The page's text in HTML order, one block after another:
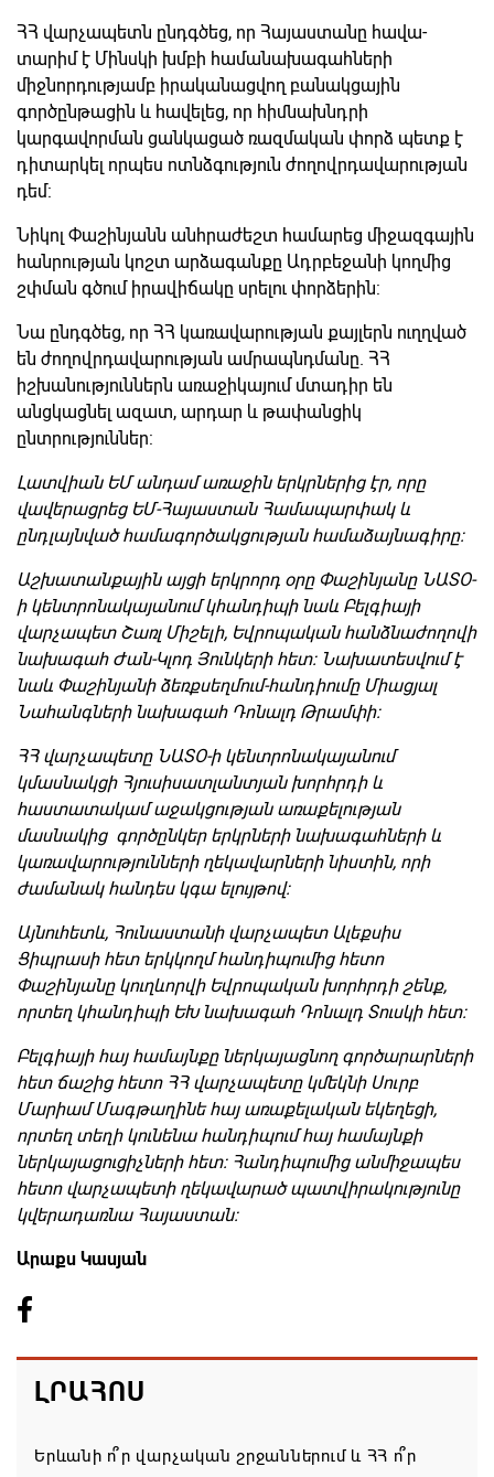
ՀՀ վարչապետն ընդգծեց, որ Հայաստանը հավա­
տարիմ է Մինսկի խմբի համանախագահների
միջնորդությամբ իրականացվող բանակ­ցային
գործընթացին և հավելեց, որ հիմնախնդրի
կարգավորման ցանկացած ռազմական փորձ պետք է
դիտարկել որպես ոտնձգություն ժողովրդավարության
դեմ:
Նիկոլ Փաշինյանն անհրաժեշտ համարեց միջազգային
հանրության կոշտ արձագանքը Ադրբեջանի կողմից
շփման գծում իրավիճակը սրելու փորձերին:
Նա ընդգծեց, որ ՀՀ կառավարության քայլերն ուղղված
են ժողովրդավարության ամրապնդմանը. ՀՀ
իշխանություններն առաջիկայում մտադիր են
անցկացնել ազատ, արդար և թափանցիկ
ընտրություններ:
Լատվիան ԵՄ անդամ առաջին երկրներից էր, որը
վավերացրեց ԵՄ-Հայաստան Համապարփակ և
ընդլայնված համագործակցության համաձայնագիրը:
Աշխատանքային այցի երկրորդ օրը Փաշինյանը ՆԱՏՕ-
ի կենտրոնակայանում կհանդիպի նաև Բելգիայի
վարչապետ Շառլ Միշելի, Եվրոպական հանձնաժողովի
նախագահ Ժան-Կլոդ Յունկերի հետ: Նախատեսվում է
նաև Փաշինյանի ձեռքսեղմում-հանդիումը Միացյալ
Նահանգների նախագահ Դոնալդ Թրամփի:
ՀՀ վարչապետը ՆԱՏՕ-ի կենտրոնակայանում
կմասնակցի Հյուսիսատլանտյան խորհրդի և
հաստատակամ աջակցության առաքելության
մասնակից գործընկեր երկրների նախագահների և
կառավարությունների ղեկավարների նիստին, որի
ժամանակ հանդես կգա ելույթով:
Այնուհետև, Հունաստանի վարչապետ Ալեքսիս
Ցիպրասի հետ երկկողմ հանդիպումից հետո
Փաշինյանը կուղևորվի Եվրոպական խորհրդի շենք,
որտեղ կհանդիպի ԵԽ նախագահ Դոնալդ Տուսկի հետ:
Բելգիայի հայ համայնքը ներկայացնող գործարարների
հետ ճաշից հետո ՀՀ վարչապետը կմեկնի Սուրբ
Մարիամ Մագթաղինե հայ առաքելական եկեղեցի,
որտեղ տեղի կունենա հանդիպում հայ համայնքի
ներկայացուցիչների հետ: Հանդիպումից անմիջապես
հետո վարչապետի ղեկավարած պատվիրակությունը
կվերադառնա Հայաստան:
Արաքս Կասյան
ԼՐԱՀՈՍ
Երևանի ո՞ր վարչական շրջաններում և ՀՀ ո՞ր